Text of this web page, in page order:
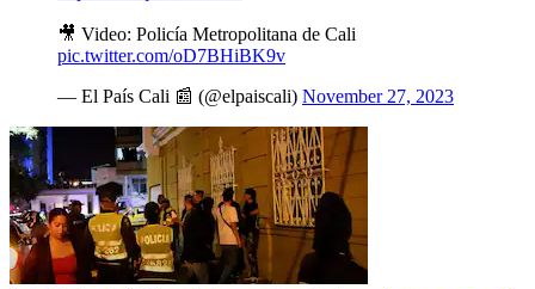
🎥 Video: Policía Metropolitana de Cali
pic.twitter.com/oD7BHiBK9v
— El País Cali 📰 (@elpaiscali) November 27, 2023